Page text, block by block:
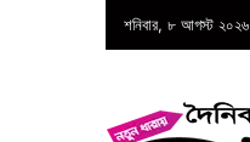
শনিবার, ৮ আগস্ট ২০২৬